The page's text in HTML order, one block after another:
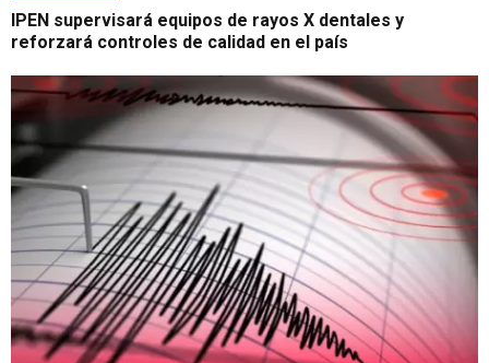
IPEN supervisará equipos de rayos X dentales y
reforzará controles de calidad en el país